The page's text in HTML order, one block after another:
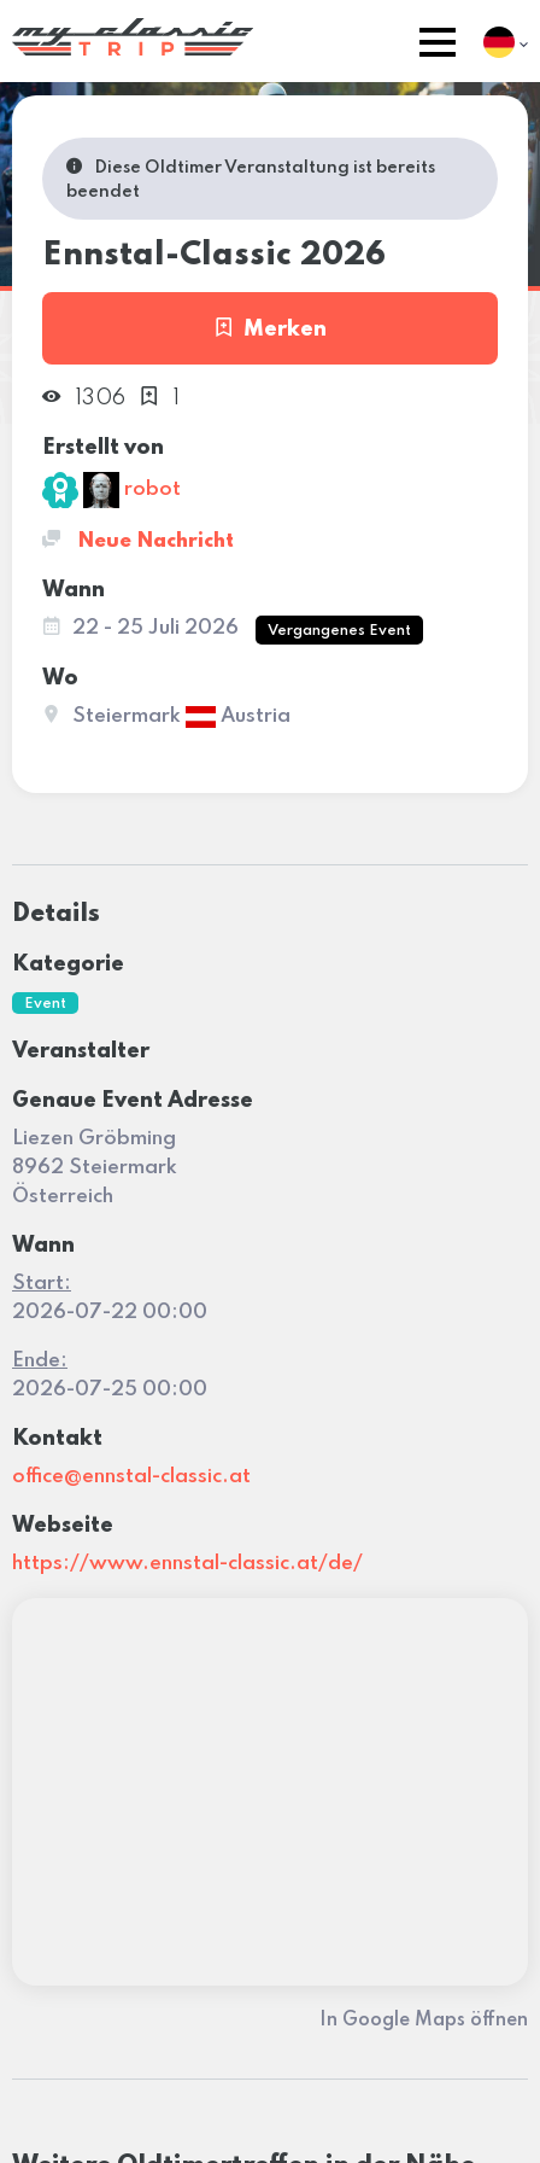
Diese Oldtimer Veranstaltung ist bereits
beendet
Ennstal-Classic 2026
Merken
1306
Erstellt von
robot
Neue Nachricht
Wann
22 - 25 Juli 2026 Vergangenes Event
Wo
Steiermark Austria
Details
Kategorie
Event
Veranstalter
Genaue Event Adresse
Liezen Gröbming
8962 Steiermark
Österreich
Wann
Start:
2026-07-22 00:00
Ende:
2026-07-25 00:00
Kontakt
office@ennstal-classic.at
Webseite
https://www.ennstal-classic.at/de/
In Google Maps öffnen